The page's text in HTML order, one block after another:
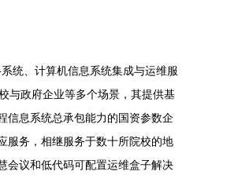
统、计算机信息系统集成与运维服
与政府企业等多个场景，其提供基
信息系统总承包能力的国资参数企
服务，相继服务于数十所院校的地
会议和低代码可配置运维盒子解决